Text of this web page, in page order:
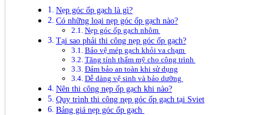
Nẹp góc ốp gạch là gì?
Có những loại nẹp góc ốp gạch nào?
Nẹp góc ốp gạch nhôm
Tại sao phải thi công nẹp góc ốp gạch?
Bảo vệ mép gạch khỏi va chạm
Tăng tính thẩm mỹ cho công trình
Đảm bảo an toàn khi sử dụng
Dễ dàng vệ sinh và bảo dưỡng
Nên thi công nẹp ốp gạch khi nào?
Quy trình thi công nẹp góc ốp gạch tại Sviet
Bảng giá nẹp góc ốp gạch